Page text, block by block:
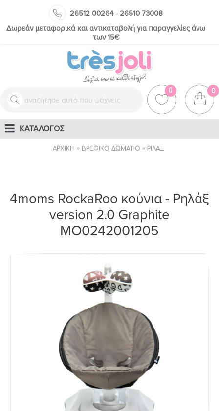
26512 00264- 26510 73008
Δωρεάν μεταφορικά και αντικαταβολή για παραγγελίες άνω
των 15€
0 0
ΚΑΤΑΛΟΓΟΣ
ΑΡΧΙΚΉ ΒΡΕΦΙΚΌ ΔΩΜΆΤΙΟ ΡΙΛΆΞ
4moms RockaRoo κούνια - Ρηλάξ
version 2.0 Graphite
MO0242001205